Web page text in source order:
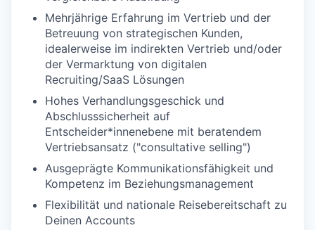
Mehrjährige Erfahrung im Vertrieb und der
Betreuung von strategischen Kunden,
idealerweise im indirekten Vertrieb und/oder
der Vermarktung von digitalen
Recruiting/SaaS Lösungen
Hohes Verhandlungsgeschick und
Abschlusssicherheit auf
Entscheider*innenebene mit beratendem
Vertriebsansatz ("consultative selling")
Ausgeprägte Kommunikationsfähigkeit und
Kompetenz im Beziehungsmanagement
Flexibilität und nationale Reisebereitschaft zu
Deinen Accounts